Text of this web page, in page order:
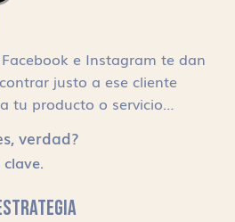
e Instagram te dan
justo a ese cliente
tu producto o servicio…
verdad?